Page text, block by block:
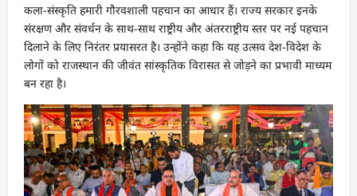
कला-संस्कृति हमारी गौरवशाली पहचान का आधार हैं। राज्य सरकार इनके
संरक्षण और संवर्धन के साथ-साथ राष्ट्रीय और अंतरराष्ट्रीय स्तर पर नई पहचान
दिलाने के लिए निरंतर प्रयासरत है। उन्होंने कहा कि यह उत्सव देश-विदेश के
लोगों को राजस्थान की जीवंत सांस्कृतिक विरासत से जोड़ने का प्रभावी माध्यम
बन रहा है।